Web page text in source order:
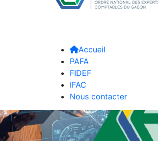
Accueil
PAFA
FIDEF
IFAC
Nous contacter